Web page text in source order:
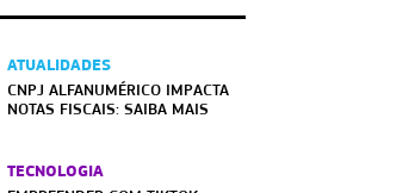
ATUALIDADES
CNPJ ALFANUMÉRICO IMPACTA
NOTAS FISCAIS: SAIBA MAIS
TECNOLOGIA